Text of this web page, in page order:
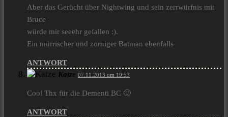
Aber das Gerücht über Nightwing und sein zerrwürfnis mit
Bruce
würde mir seeehr gefallen :).
Ein mürrischer und zorniger Batman ebenfalls
ANTWORT
Katze 07.11.2013 um 19:53
Cool Thx für die Dementi BC 🙂
ANTWORT